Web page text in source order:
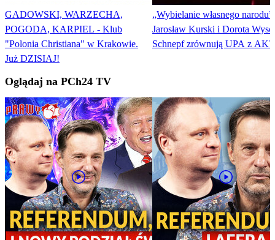
GADOWSKI, WARZECHA,
POGODA, KARPIEL - Klub
"Polonia Christiana" w Krakowie.
Już DZISIAJ!
„Wybielanie własnego narodu”.
Jarosław Kurski i Dorota
Schnepf zrównują UPA z AK?
Oglądaj na PCh24 TV